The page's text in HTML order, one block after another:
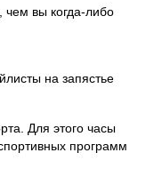
чем вы когда-либо
на запястье
Для этого часы
программ